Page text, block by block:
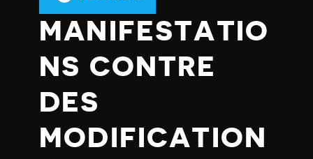
MANIFESTATIO
NS CONTRE
DES
MODIFICATION